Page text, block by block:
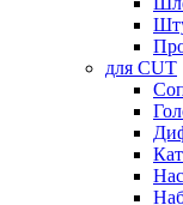
для CUT